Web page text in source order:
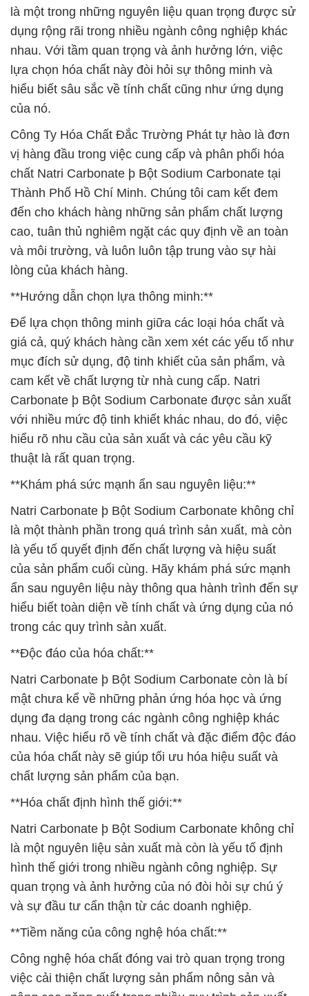
là một trong những nguyên liệu quan trọng được sử
dụng rộng rãi trong nhiều ngành công nghiệp khác
nhau. Với tầm quan trọng và ảnh hưởng lớn, việc
lựa chọn hóa chất này đòi hỏi sự thông minh và
hiểu biết sâu sắc về tính chất cũng như ứng dụng
của nó.
Công Ty Hóa Chất Đắc Trường Phát tự hào là đơn
vị hàng đầu trong việc cung cấp và phân phối hóa
chất Natri Carbonate þ Bột Sodium Carbonate tại
Thành Phố Hồ Chí Minh. Chúng tôi cam kết đem
đến cho khách hàng những sản phẩm chất lượng
cao, tuân thủ nghiêm ngặt các quy định về an toàn
và môi trường, và luôn luôn tập trung vào sự hài
lòng của khách hàng.
**Hướng dẫn chọn lựa thông minh:**
Để lựa chọn thông minh giữa các loại hóa chất và
giá cả, quý khách hàng cần xem xét các yếu tố như
mục đích sử dụng, độ tinh khiết của sản phẩm, và
cam kết về chất lượng từ nhà cung cấp. Natri
Carbonate þ Bột Sodium Carbonate được sản xuất
với nhiều mức độ tinh khiết khác nhau, do đó, việc
hiểu rõ nhu cầu của sản xuất và các yêu cầu kỹ
thuật là rất quan trọng.
**Khám phá sức mạnh ẩn sau nguyên liệu:**
Natri Carbonate þ Bột Sodium Carbonate không chỉ
là một thành phần trong quá trình sản xuất, mà còn
là yếu tố quyết định đến chất lượng và hiệu suất
của sản phẩm cuối cùng. Hãy khám phá sức mạnh
ẩn sau nguyên liệu này thông qua hành trình đến sự
hiểu biết toàn diện về tính chất và ứng dụng của nó
trong các quy trình sản xuất.
**Độc đáo của hóa chất:**
Natri Carbonate þ Bột Sodium Carbonate còn là bí
mật chưa kể về những phản ứng hóa học và ứng
dụng đa dạng trong các ngành công nghiệp khác
nhau. Việc hiểu rõ về tính chất và đặc điểm độc đáo
của hóa chất này sẽ giúp tối ưu hóa hiệu suất và
chất lượng sản phẩm của bạn.
**Hóa chất định hình thế giới:**
Natri Carbonate þ Bột Sodium Carbonate không chỉ
là một nguyên liệu sản xuất mà còn là yếu tố định
hình thế giới trong nhiều ngành công nghiệp. Sự
quan trọng và ảnh hưởng của nó đòi hỏi sự chú ý
và sự đầu tư cẩn thận từ các doanh nghiệp.
**Tiềm năng của công nghệ hóa chất:**
Công nghệ hóa chất đóng vai trò quan trọng trong
việc cải thiện chất lượng sản phẩm nông sản và